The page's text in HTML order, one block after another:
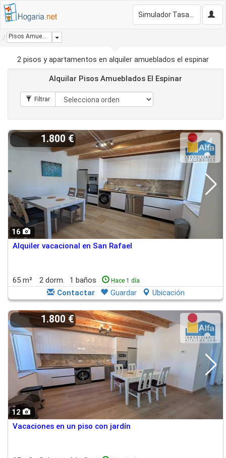
Pisos Amueblados El Espinar Dropdown
2 pisos y apartamentos en alquiler amueblados el espinar
Alquilar Pisos Amueblados El Espinar
16
1.800 €
Alquiler vacacional en San Rafael
65 m² 2 dorm. 1 baños Hace 1 día
Contactar Guardar Ubicación
12
1.800 €
Vacaciones en un piso con jardín